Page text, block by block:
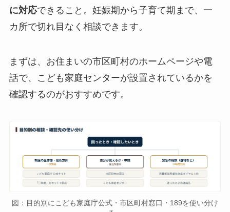
に対応できること。妊娠期から子育て期まで、一
カ所で切れ目なく相談できます。
まずは、お住まいの市区町村のホームページや電
話で、こども家庭センターが設置されているかを
確認するのがおすすめです。
図：目的別にこども家庭庁公式・市区町村窓口・189を使い分け